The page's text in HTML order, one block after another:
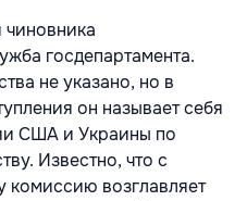
госдепартамента.
не указано, но в
он называет себя
США и Украины по
Известно, что с
комиссию возглавляет